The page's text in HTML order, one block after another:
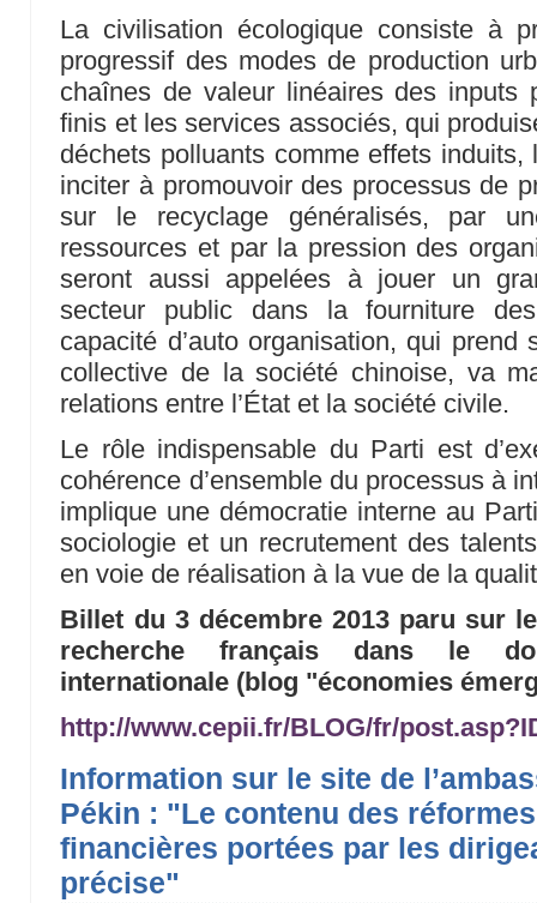
La civilisation écologique consiste à
progressif des modes de production
chaînes de valeur linéaires des inputs
finis et les services associés, qui
déchets polluants comme effets
inciter à promouvoir des processus de
sur le recyclage généralisés, par
ressources et par la pression des
seront aussi appelées à jouer un
secteur public dans la fourniture
capacité d’auto organisation, qui
collective de la société chinoise, va
relations entre l’État et la société civile.
Le rôle indispensable du Parti est
cohérence d’ensemble du processus à
implique une démocratie interne au
sociologie et un recrutement des
en voie de réalisation à la vue de la
Billet du 3 décembre 2013 paru sur
recherche français dans le
internationale (blog "économies
http://www.cepii.fr/BLOG/fr/
Information sur le site de
Pékin : "Le contenu des
financières portées par les
précise"